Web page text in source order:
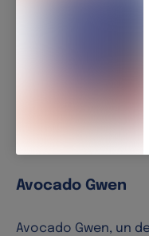
și atunci când este
bogată în grăsimi
de acizi grași
destul de mare de
cantități mai mici de
alte minerale. Sudul
Dominicană sunt
Avocado Gwen
Avocado Gwen, un